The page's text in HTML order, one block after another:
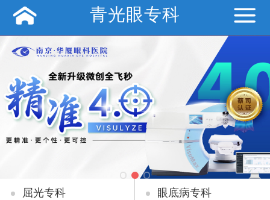
青光眼专科
屈光专科 眼底病专科